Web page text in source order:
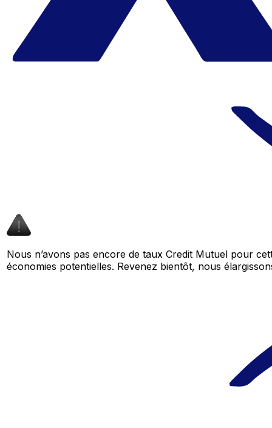
Nous n’avons pas encore de taux Credit Mutuel pour
économies potentielles. Revenez bientôt, nous